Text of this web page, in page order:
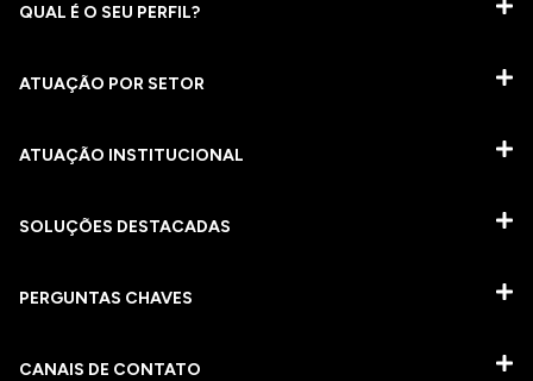
QUAL É O SEU PERFIL?
ATUAÇÃO POR SETOR
ATUAÇÃO INSTITUCIONAL
SOLUÇÕES DESTACADAS
PERGUNTAS CHAVES​
CANAIS DE CONTATO